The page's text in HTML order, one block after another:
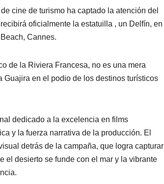
cine de turismo ha captado la atención del
oficialmente la estatuilla , un Delfín, en
Cannes.
de la Riviera Francesa, no es una mera
en el podio de los destinos turísticos
dedicado a la excelencia en films
y la fuerza narrativa de la producción. El
detrás de la campaña, que logra capturar
el desierto se funde con el mar y la vibrante